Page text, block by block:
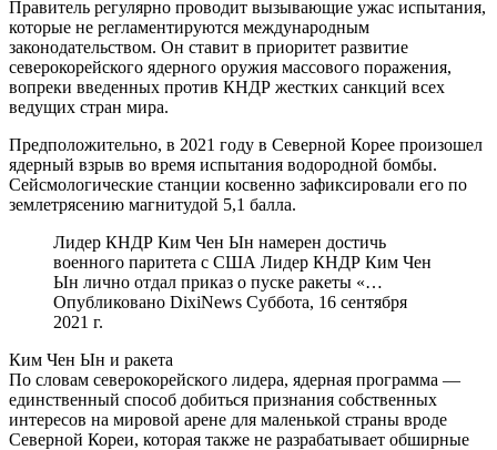
Правитель регулярно проводит вызывающие ужас испытания,
которые не регламентируются международным
законодательством. Он ставит в приоритет развитие
северокорейского ядерного оружия массового поражения,
вопреки введенных против КНДР жестких санкций всех
ведущих стран мира.
Предположительно, в 2021 году в Северной Корее произошел
ядерный взрыв во время испытания водородной бомбы.
Сейсмологические станции косвенно зафиксировали его по
землетрясению магнитудой 5,1 балла.
Лидер КНДР Ким Чен Ын намерен достичь
военного паритета с США Лидер КНДР Ким Чен
Ын лично отдал приказ о пуске ракеты «…
Опубликовано DixiNews Суббота, 16 сентября
2021 г.
Ким Чен Ын и ракета
По словам северокорейского лидера, ядерная программа —
единственный способ добиться признания собственных
интересов на мировой арене для маленькой страны вроде
Северной Кореи, которая также не разрабатывает обширные